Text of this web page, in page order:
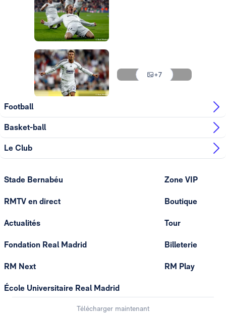
+7
Football
Basket-ball
Le Club
Stade Bernabéu
RMTV en direct
Actualités
Fondation Real Madrid
RM Next
École Universitaire Real Madrid
Zone VIP
Boutique
Tour
Billeterie
RM Play
Télécharger maintenant